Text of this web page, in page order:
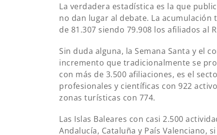
La verdadera estadística es la que
no dan lugar al debate. La
de 81.307 siendo 79.908 los afiliados al
Sin duda alguna, la Semana Santa y el
incremento que tradicionalmente se
con más de 3.500 afiliaciones, es el
profesionales y científicas con 922
zonas turísticas con 774.
Las Islas Baleares con casi 2.500
Andalucía, Cataluña y País Valenciano,